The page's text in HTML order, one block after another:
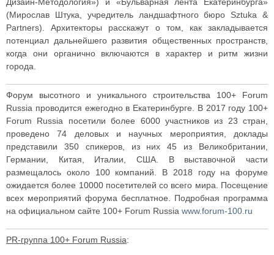
Дизайн-Методология») и «Бульварная лента Екатеринбурга»
(Мирослав Штука, учредитель ландшафтного бюро Sztuka &
Partners). Архитекторы расскажут о том, как закладывается
потенциал дальнейшего развития общественных пространств,
когда они органично включаются в характер и ритм жизни
города.
Форум высотного и уникального строительства 100+ Forum
Russia проводится ежегодно в Екатеринбурге. В 2017 году 100+
Forum Russia посетили более 6000 участников из 23 стран,
проведено 74 деловых и научных мероприятия, доклады
представили 350 спикеров, из них 45 из Великобритании,
Германии, Китая, Италии, США. В выставочной части
размещалось около 100 компаний. В 2018 году на форуме
ожидается более 10000 посетителей со всего мира. Посещение
всех мероприятий форума бесплатное. Подробная программа
на официальном сайте 100+ Forum Russia www.forum-100.ru
PR-группа 100+ Forum Russia: